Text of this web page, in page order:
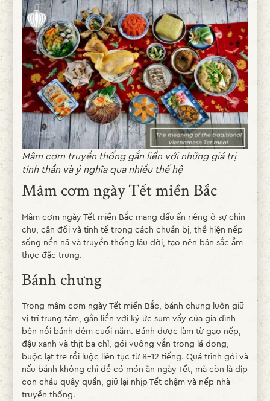
Mâm cơm truyền thống gắn liền với những giá trị
tinh thần và ý nghĩa qua nhiều thế hệ
Mâm cơm ngày Tết miền Bắc
Mâm cơm ngày Tết miền Bắc mang dấu ấn riêng ở sự chỉn
chu, cân đối và tinh tế trong cách chuẩn bị, thể hiện nếp
sống nền nã và truyền thống lâu đời, tạo nên bản sắc ẩm
thực đặc trưng.
Bánh chưng
Trong mâm cơm ngày Tết miền Bắc, bánh chưng luôn giữ
vị trí trung tâm, gắn liền với ký ức sum vầy của gia đình
bên nồi bánh đêm cuối năm. Bánh được làm từ gạo nếp,
đậu xanh và thịt ba chỉ, gói vuông vắn trong lá dong,
buộc lạt tre rồi luộc liên tục từ 8-12 tiếng. Quá trình gói và
nấu bánh không chỉ để có món ăn ngày Tết, mà còn là dịp
con cháu quây quần, giữ lại nhịp Tết chậm và nếp nhà
truyền thống.